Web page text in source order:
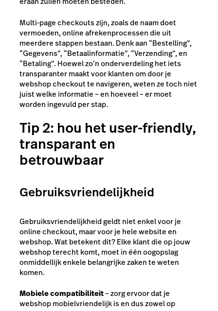
Multi-page checkouts zijn, zoals de naam doet
vermoeden, online afrekenprocessen die uit
meerdere stappen bestaan. Denk aan “Bestelling”,
“Gegevens”, “Betaalinformatie”, “Verzending”, en
“Betaling”. Hoewel zo’n onderverdeling het iets
transparanter maakt voor klanten om door je
webshop checkout te navigeren, weten ze toch niet
juist welke informatie – en hoeveel – er moet
worden ingevuld per stap.
Tip 2: hou het user-friendly,
transparant en
betrouwbaar
Gebruiksvriendelijkheid
Gebruiksvriendelijkheid geldt niet enkel voor je
online checkout, maar voor je hele website en
webshop. Wat betekent dit? Elke klant die op jouw
webshop terecht komt, moet in één oogopslag
onmiddellijk enkele belangrijke zaken te weten
komen.
Mobiele compatibiliteit– zorg ervoor dat je
webshop mobielvriendelijk is en dus zowel op